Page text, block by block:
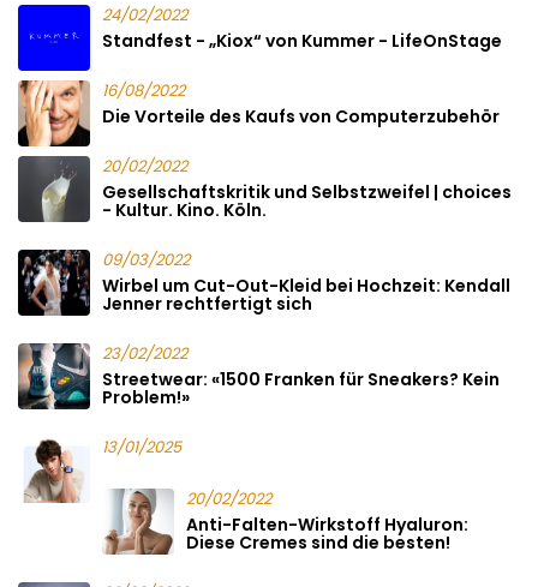
24/02/2022
Standfest - „Kiox“ von Kummer - LifeOnStage
16/08/2022
Die Vorteile des Kaufs von Computerzubehör
20/02/2022
Gesellschaftskritik und Selbstzweifel | choices
- Kultur. Kino. Köln.
09/03/2022
Wirbel um Cut-Out-Kleid bei Hochzeit: Kendall
Jenner rechtfertigt sich
23/02/2022
Streetwear: «1500 Franken für Sneakers? Kein
Problem!»
13/01/2025
20/02/2022
Anti-Falten-Wirkstoff Hyaluron:
Diese Cremes sind die besten!